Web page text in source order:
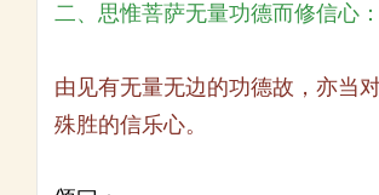
二、思惟菩萨无量功德而修信心：
由见有无量无边的功德故，亦当
殊胜的信乐心。